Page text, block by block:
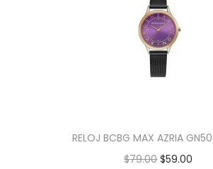
RELOJ BCBG MAX AZRIA
$79.00 $59.00